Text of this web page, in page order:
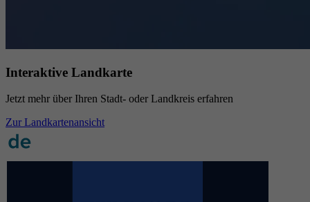
Interaktive Landkarte
Jetzt mehr über Ihren Stadt- oder Landkreis erfahren
Zur Landkartenansicht